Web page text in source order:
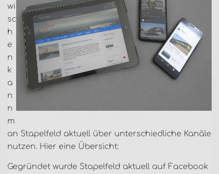
wi
sc
h
e
n
k
a
n
n
m
an Stapelfeld aktuell über unterschiedliche Kanäle
nutzen. Hier eine Übersicht:
Gegründet wurde Stapelfeld aktuell auf Facebook